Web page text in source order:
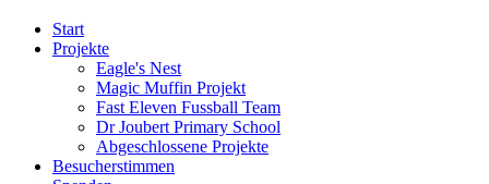
Start
Projekte
Eagle's Nest
Magic Muffin Projekt
Fast Eleven Fussball Team
Dr Joubert Primary School
Abgeschlossene Projekte
Besucherstimmen